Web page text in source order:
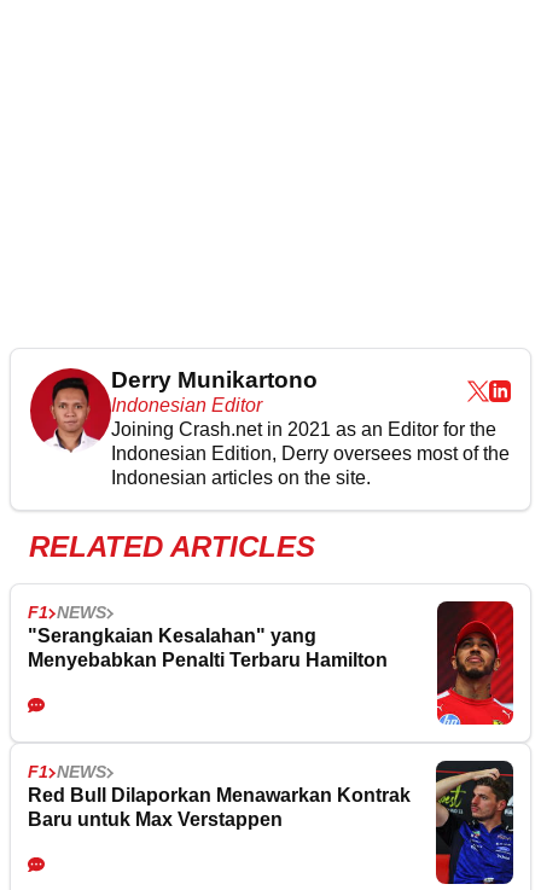
Derry Munikartono
Indonesian Editor
Joining Crash.net in 2021 as an Editor for the
Indonesian Edition, Derry oversees most of the
Indonesian articles on the site.
RELATED ARTICLES
F1 NEWS
"Serangkaian Kesalahan" yang
Menyebabkan Penalti Terbaru Hamilton
F1 NEWS
Red Bull Dilaporkan Menawarkan Kontrak
Baru untuk Max Verstappen